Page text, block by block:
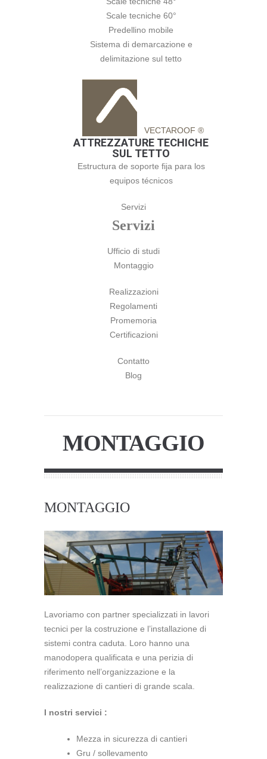
Scale tecniche 60°
Predellino mobile
Sistema di demarcazione e
delimitazione sul tetto
VECTAROOF ®
ATTREZZATURE TECHICHE
SUL TETTO
Estructura de soporte fija para los
equipos técnicos
Servizi
Servizi
Ufficio di studi
Montaggio
Realizzazioni
Regolamenti
Promemoria
Certificazioni
Contatto
Blog
MONTAGGIO
MONTAGGIO
Lavoriamo con partner specializzati in lavori
tecnici per la costruzione e l’installazione di
sistemi contra caduta. Loro hanno una
manodopera qualificata e una perizia di
riferimento nell’organizzazione e la
realizzazione di cantieri di grande scala.
I nostri servici :
Mezza in sicurezza di cantieri
Gru / sollevamento